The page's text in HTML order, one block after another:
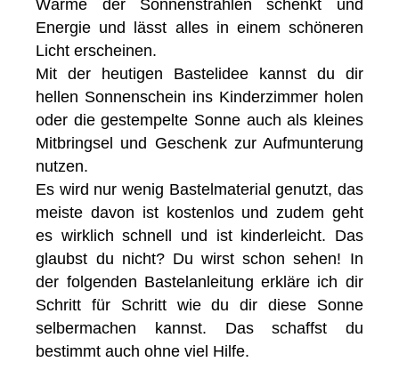
Wärme der Sonnenstrahlen schenkt und
Energie und lässt alles in einem schöneren
Licht erscheinen.
Mit der heutigen Bastelidee kannst du dir
hellen Sonnenschein ins Kinderzimmer holen
oder die gestempelte Sonne auch als kleines
Mitbringsel und Geschenk zur Aufmunterung
nutzen.
Es wird nur wenig Bastelmaterial genutzt, das
meiste davon ist kostenlos und zudem geht
es wirklich schnell und ist kinderleicht. Das
glaubst du nicht? Du wirst schon sehen! In
der folgenden Bastelanleitung erkläre ich dir
Schritt für Schritt wie du dir diese Sonne
selbermachen kannst. Das schaffst du
bestimmt auch ohne viel Hilfe.